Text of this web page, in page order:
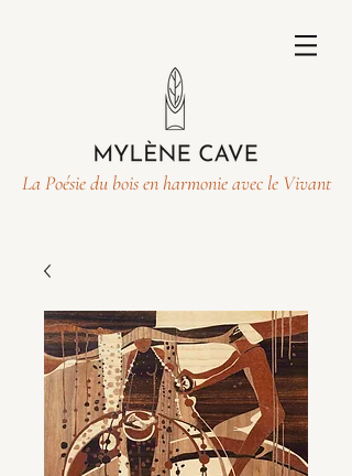
La Poésie du bois en harmonie avec le Vivant